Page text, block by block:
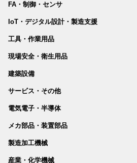
FA・制御・センサ
IoT・デジタル設計・製造支援
工具・作業用品
現場安全・衛生用品
建築設備
サービス・その他
電気電子・半導体
メカ部品・装置部品
製造加工機械
産業・化学機械